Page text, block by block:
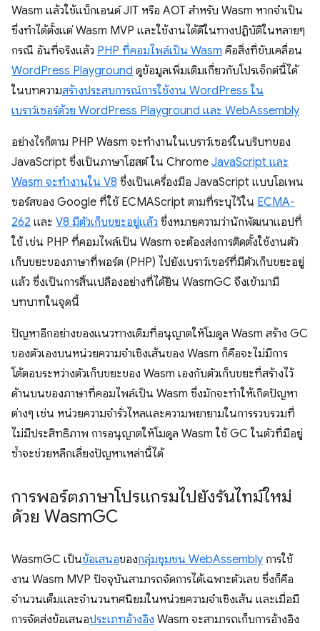
Wasm แล้วใช้แบ็กเอนด์ JIT หรือ AOT สำหรับ Wasm หากจำเป็น
ซึ่งทำได้ตั้งแต่ Wasm MVP และใช้งานได้ดีในทางปฏิบัติในหลายๆ
กรณี อันที่จริงแล้ว PHP ที่คอมไพล์เป็น Wasm คือสิ่งที่ขับเคลื่อน
WordPress Playground ดูข้อมูลเพิ่มเติมเกี่ยวกับโปรเจ็กต์นี้ได้
ในบทความสร้างประสบการณ์การใช้งาน WordPress ใน
เบราว์เซอร์ด้วย WordPress Playground และ WebAssembly
อย่างไรก็ตาม PHP Wasm จะทํางานในเบราว์เซอร์ในบริบทของ
JavaScript ซึ่งเป็นภาษาโฮสต์ ใน Chrome JavaScript และ
Wasm จะทํางานใน V8 ซึ่งเป็นเครื่องมือ JavaScript แบบโอเพน
ซอร์สของ Google ที่ใช้ ECMAScript ตามที่ระบุไว้ใน ECMA-
262 และ V8 มีตัวเก็บขยะอยู่แล้ว ซึ่งหมายความว่านักพัฒนาแอปที่
ใช้ เช่น PHP ที่คอมไพล์เป็น Wasm จะต้องส่งการติดตั้งใช้งานตัว
เก็บขยะของภาษาที่พอร์ต (PHP) ไปยังเบราว์เซอร์ที่มีตัวเก็บขยะอยู่
แล้ว ซึ่งเป็นการสิ้นเปลืองอย่างที่ได้ยิน WasmGC จึงเข้ามามี
บทบาทในจุดนี้
ปัญหาอีกอย่างของแนวทางเดิมที่อนุญาตให้โมดูล Wasm สร้าง GC
ของตัวเองบนหน่วยความจำเชิงเส้นของ Wasm ก็คือจะไม่มีการ
โต้ตอบระหว่างตัวเก็บขยะของ Wasm เองกับตัวเก็บขยะที่สร้างไว้
ด้านบนของภาษาที่คอมไพล์เป็น Wasm ซึ่งมักจะทำให้เกิดปัญหา
ต่างๆ เช่น หน่วยความจำรั่วไหลและความพยายามในการรวบรวมที่
ไม่มีประสิทธิภาพ การอนุญาตให้โมดูล Wasm ใช้ GC ในตัวที่มีอยู่
ซ้ำจะช่วยหลีกเลี่ยงปัญหาเหล่านี้ได้
การพอร์ตภาษาโปรแกรมไปยังรันไทม์ใหม่
ด้วย WasmGC
WasmGC เป็นข้อเสนอของกลุ่มชุมชน WebAssembly การใช้
งาน Wasm MVP ปัจจุบันสามารถจัดการได้เฉพาะตัวเลข ซึ่งก็คือ
จำนวนเต็มและจำนวนทศนิยมในหน่วยความจำเชิงเส้น และเมื่อมี
การจัดส่งข้อเสนอประเภทอ้างอิง Wasm จะสามารถเก็บการอ้างอิง